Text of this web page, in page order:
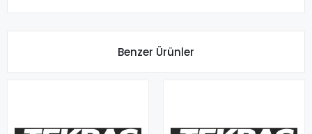
Benzer Ürünler